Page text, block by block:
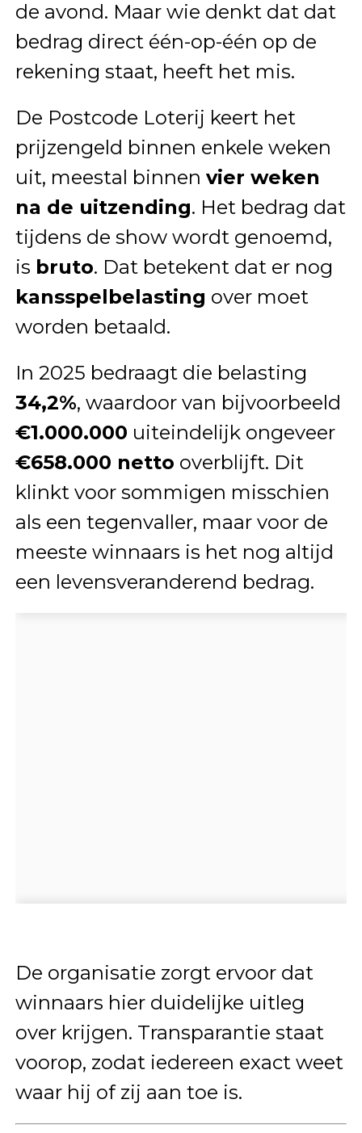
de avond. Maar wie denkt dat dat
bedrag direct één-op-één op de
rekening staat, heeft het mis.
De Postcode Loterij keert het
prijzengeld binnen enkele weken
uit, meestal binnen vier weken
na de uitzending. Het bedrag dat
tijdens de show wordt genoemd,
is bruto. Dat betekent dat er nog
kansspelbelasting over moet
worden betaald.
In 2025 bedraagt die belasting
34,2%, waardoor van bijvoorbeeld
€1.000.000 uiteindelijk ongeveer
€658.000 netto overblijft. Dit
klinkt voor sommigen misschien
als een tegenvaller, maar voor de
meeste winnaars is het nog altijd
een levensveranderend bedrag.
De organisatie zorgt ervoor dat
winnaars hier duidelijke uitleg
over krijgen. Transparantie staat
voorop, zodat iedereen exact weet
waar hij of zij aan toe is.